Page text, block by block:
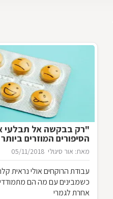
"רק בבקשה אל תבלעי
הסיפורים המוזרים
המרקחת
מאת: אור סיגולי 05/11/2018
עבודת הרוקחים אולי נראית
כשמבינים עם מה הם
אחרת לגמרי